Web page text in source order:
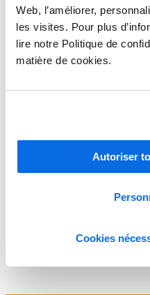
Web, l’améliorer,
les visites. Pour plus
lire notre Politique de
matière de cookies.
Autoriser
Cookies